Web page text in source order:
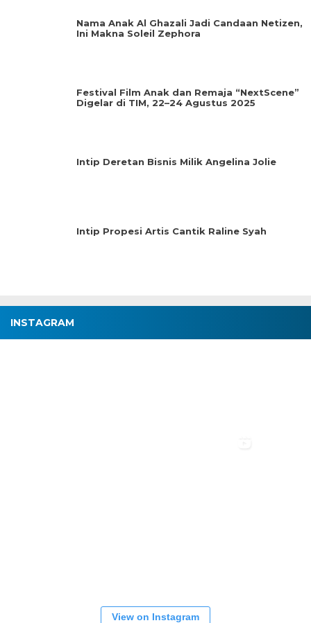
Nama Anak Al Ghazali Jadi Candaan Netizen,
Ini Makna Soleil Zephora
Festival Film Anak dan Remaja “NextScene”
Digelar di TIM, 22–24 Agustus 2025
Intip Deretan Bisnis Milik Angelina Jolie
Intip Propesi Artis Cantik Raline Syah
INSTAGRAM
View on Instagram